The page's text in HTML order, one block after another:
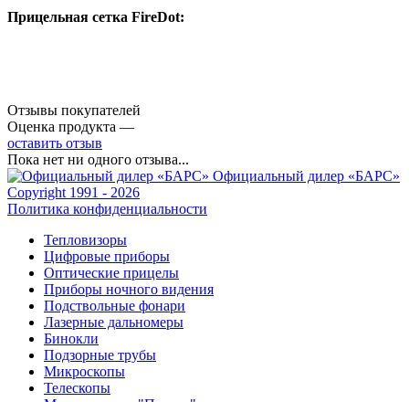
Прицельная сетка FireDot:
Отзывы покупателей
Оценка продукта —
оставить отзыв
Пока нет ни одного отзыва...
Официальный дилер «БАРС»
Copyright 1991 - 2026
Политика конфиденциальности
Тепловизоры
Цифровые приборы
Оптические прицелы
Приборы ночного видения
Подствольные фонари
Лазерные дальномеры
Бинокли
Подзорные трубы
Микроскопы
Телескопы